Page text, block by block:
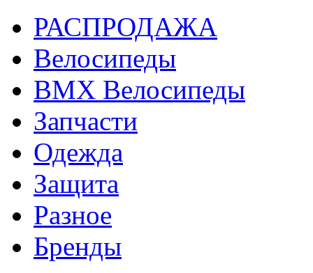
РАСПРОДАЖА
Велосипеды
BMX Велосипеды
Запчасти
Одежда
Защита
Разное
Бренды